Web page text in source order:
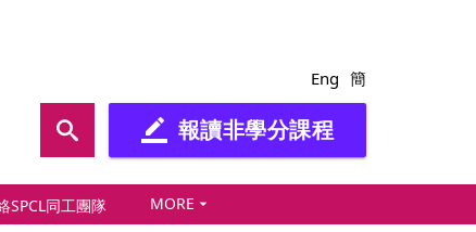
Eng 簡
border_color 報讀非學分課程
SPCL同工團隊 MORE arrow_drop_down